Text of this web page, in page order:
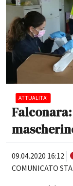
ATTUALITA'
09.04.2020 16:12
COMUNICATO